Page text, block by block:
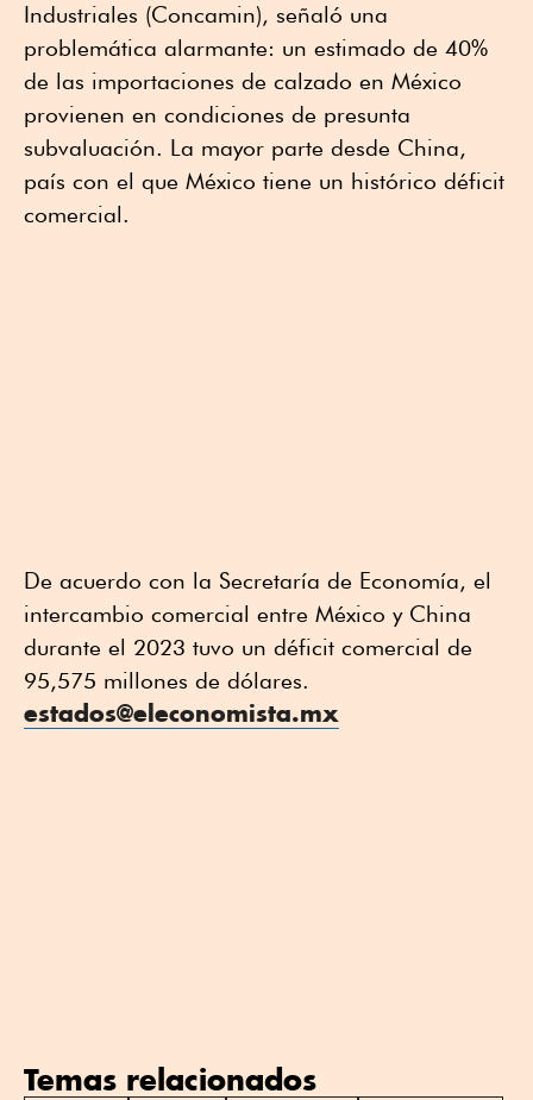
Industriales (Concamin), señaló una
problemática alarmante: un estimado de 40%
de las importaciones de calzado en México
provienen en condiciones de presunta
subvaluación. La mayor parte desde China,
país con el que México tiene un histórico déficit
comercial.
De acuerdo con la Secretaría de Economía, el
intercambio comercial entre México y China
durante el 2023 tuvo un déficit comercial de
95,575 millones de dólares.
estados@eleconomista.mx
Temas relacionados